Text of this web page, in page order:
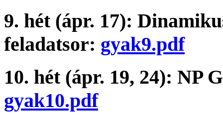
9. hét (ápr. 17):
feladatsor: gyak9.pdf
10. hét (ápr. 19, 24): NP
gyak10.pdf